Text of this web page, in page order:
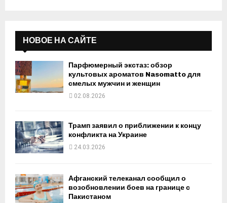
НОВОЕ НА САЙТЕ
Парфюмерный экстаз: обзор
культовых ароматов Nasomatto для
смелых мужчин и женщин
02.08.2026
Трамп заявил о приближении к концу
конфликта на Украине
24.03.2026
Афганский телеканал сообщил о
возобновлении боев на границе с
Пакистаном